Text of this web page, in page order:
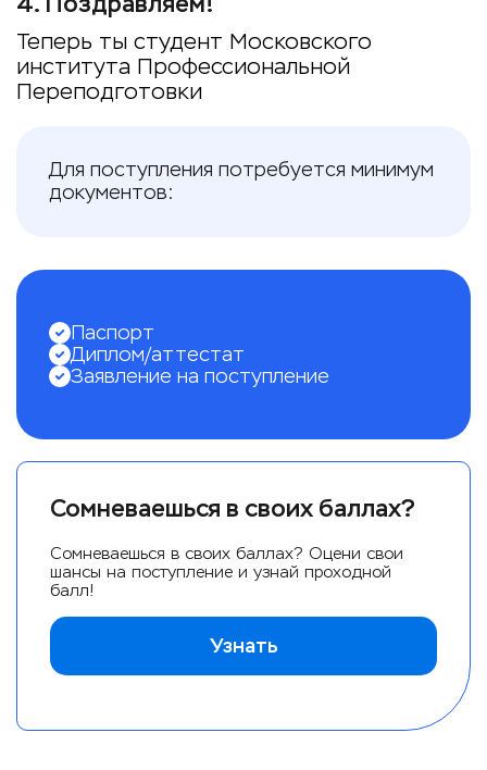
Теперь ты студент Московского
института Профессиональной
Переподготовки
Для поступления потребуется минимум
документов:
Паспорт
Диплом/аттестат
Заявление на поступление
Сомневаешься в своих баллах?
Сомневаешься в своих баллах? Оцени свои
шансы на поступление и узнай проходной
балл!
Узнать